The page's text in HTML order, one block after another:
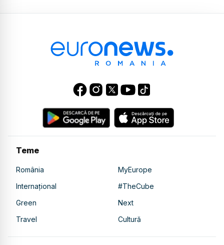
Teme
România
MyEurope
Internațional
#TheCube
Green
Next
Travel
Cultură